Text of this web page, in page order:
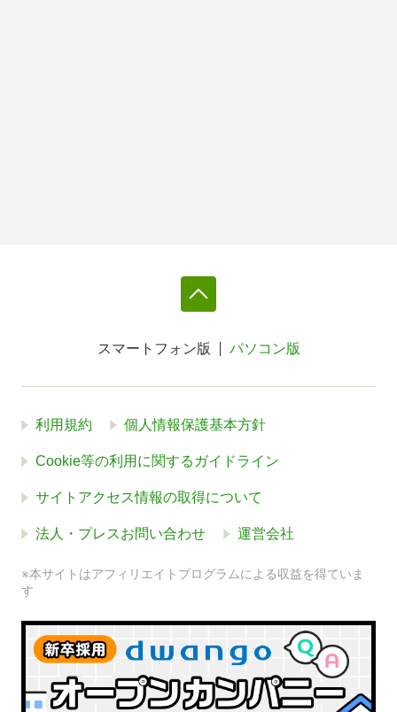
スマートフォン版 パソコン版
利用規約 個人情報保護基本方針
Cookie等の利用に関するガイドライン
サイトアクセス情報の取得について
法人・プレスお問い合わせ 運営会社
※本サイトはアフィリエイトプログラムによる収益を得ていま
す